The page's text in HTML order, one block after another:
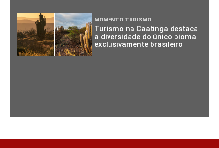
MOMENTO TURISMO
Turismo na Caatinga destaca
a diversidade do único bioma
exclusivamente brasileiro